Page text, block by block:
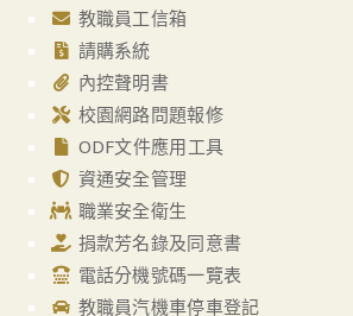
教職員工信箱
請購系統
內控聲明書
校園網路問題報修
ODF文件應用工具
資通安全管理
職業安全衛生
捐款芳名錄及同意書
電話分機號碼一覽表
教職員汽機車停車登記